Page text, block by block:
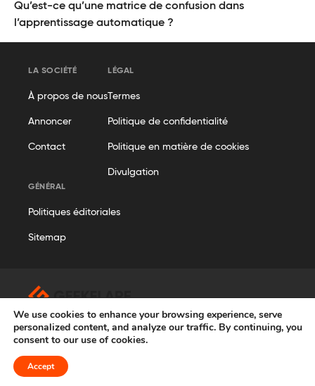
Qu’est-ce qu’une matrice de confusion dans
l’apprentissage automatique ?
LA SOCIÉTÉ
À propos de nous
Annoncer
Contact
LÉGAL
Termes
Politique de confidentialité
Politique en matière de cookies
Divulgation
GÉNÉRAL
Politiques éditoriales
Sitemap
© Geekflare
Tous droits réservés. Geekflare® est une marque déposée.
French
We use cookies to enhance your browsing experience, serve
personalized content, and analyze our traffic. By continuing, you
consent to our use of cookies.
Accept